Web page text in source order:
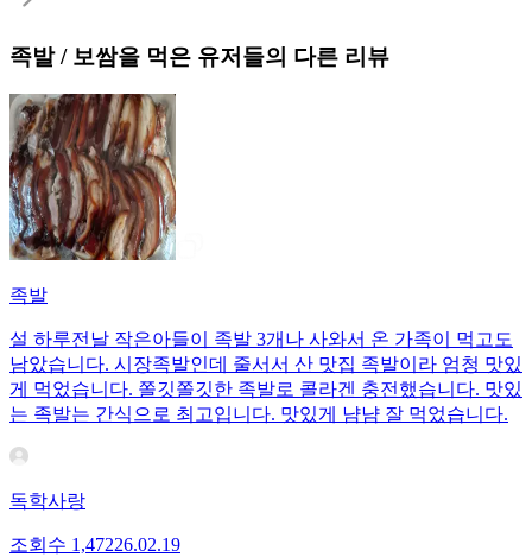
족발 / 보쌈을 먹은 유저들의 다른 리뷰
족발
설 하루전날 작은아들이 족발 3개나 사와서 온 가족이 먹고도
남았습니다. 시장족발인데 줄서서 산 맛집 족발이라 엄청 맛있
게 먹었습니다. 쫄깃쫄깃한 족발로 콜라겐 충전했습니다. 맛있
는 족발는 간식으로 최고입니다. 맛있게 냠냠 잘 먹었습니다.
독학사랑
조회수 1,47226.02.19